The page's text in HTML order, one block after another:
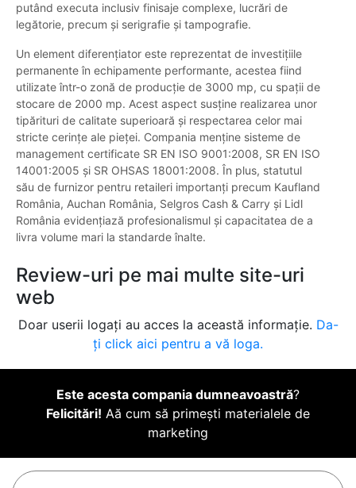
putând executa inclusiv finisaje complexe, lucrări de
legătorie, precum și serigrafie și tampografie.
Un element diferențiator este reprezentat de investițiile
permanente în echipamente performante, acestea fiind
utilizate într-o zonă de producție de 3000 mp, cu spații de
stocare de 2000 mp. Acest aspect susține realizarea unor
tipărituri de calitate superioară și respectarea celor mai
stricte cerințe ale pieței. Compania menține sisteme de
management certificate SR EN ISO 9001:2008, SR EN ISO
14001:2005 și SR OHSAS 18001:2008. În plus, statutul
său de furnizor pentru retaileri importanți precum Kaufland
România, Auchan România, Selgros Cash & Carry și Lidl
România evidențiază profesionalismul și capacitatea de a
livra volume mari la standarde înalte.
Review-uri pe mai multe site-uri
web
Doar userii logați au acces la această informație. Da-
ți click aici pentru a vă loga.
Este acesta compania dumneavoastră?
Felicitări! Aă cum să primești materialele de
marketing